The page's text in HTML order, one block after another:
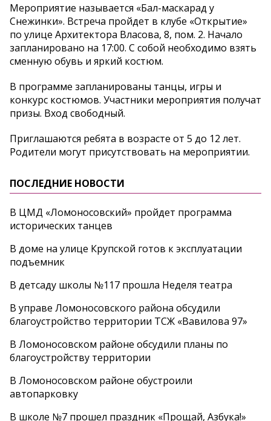
Мероприятие называется «Бал-маскарад у
Снежинки». Встреча пройдет в клубе «Открытие»
по улице Архитектора Власова, 8, пом. 2. Начало
запланировано на 17:00. С собой необходимо взять
сменную обувь и яркий костюм.
В программе запланированы танцы, игры и
конкурс костюмов. Участники мероприятия получат
призы. Вход свободный.
Приглашаются ребята в возрасте от 5 до 12 лет.
Родители могут присутствовать на мероприятии.
ПОСЛЕДНИЕ НОВОСТИ
В ЦМД «Ломоносовский» пройдет программа
исторических танцев
В доме на улице Крупской готов к эксплуатации
подъемник
В детсаду школы №117 прошла Неделя театра
В управе Ломоносовского района обсудили
благоустройство территории ТСЖ «Вавилова 97»
В Ломоносовском районе обсудили планы по
благоустройству территории
В Ломоносовском районе обустроили
автопарковку
В школе №7 прошел праздник «Прощай, Азбука!»